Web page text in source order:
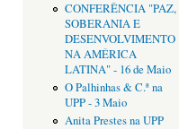
CONFERÊNCIA "PAZ,
SOBERANIA E
DESENVOLVIMENTO
NA AMÉRICA
LATINA" - 16 de Maio
O Palhinhas & C.ª na
UPP - 3 Maio
Anita Prestes na UPP